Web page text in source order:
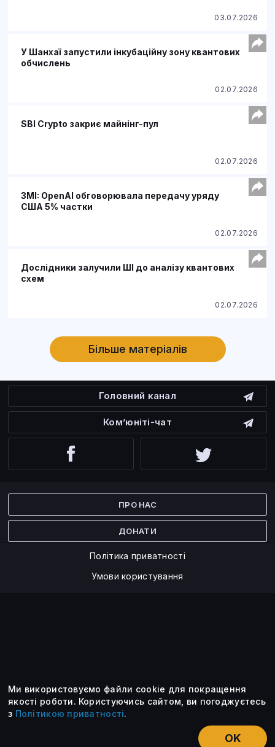
КУРСИ КРИПТОВАЛЮТ
03.07.2026
У Шанхаї запустили інкубаційну зону квантових
обчислень
02.07.2026
SBI Crypto закриє майнінг-пул
02.07.2026
ЗМІ: OpenAI обговорювала передачу уряду
США 5% частки
02.07.2026
Дослідники залучили ШІ до аналізу квантових
схем
02.07.2026
Більше матеріалів
Головний канал
Ком’юніті-чат
ПРО НАС
ДОНАТИ
Політика приватності
Умови користування
©2014 — 2026
Усі опубліковані матеріали належать ForkLog. Ви можете
передруковувати їх тільки після узгодження із редакцією та
вказанням активного посилання на ForkLog.
Ми використовуємо файли cookie для покращення
якості роботи. Користуючись сайтом, ви погоджуєтесь
з Політикою приватності.
OK